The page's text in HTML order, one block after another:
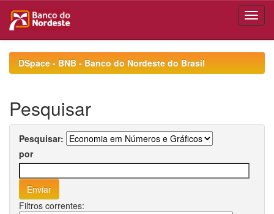
navigationDSpace - BNB - Banco do Nordeste do Brasil
Pesquisar
Pesquisar:
por
Filtros correntes: